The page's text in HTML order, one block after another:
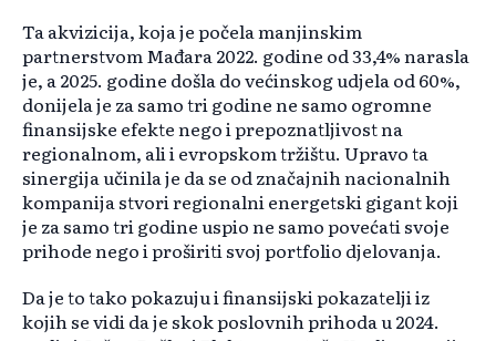
Ta akvizicija, koja je počela manjinskim
partnerstvom Mađara 2022. godine od 33,4% narasla
je, a 2025. godine došla do većinskog udjela od 60%,
donijela je za samo tri godine ne samo ogromne
finansijske efekte nego i prepoznatljivost na
regionalnom, ali i evropskom tržištu. Upravo ta
sinergija učinila je da se od značajnih nacionalnih
kompanija stvori regionalni energetski gigant koji
je za samo tri godine uspio ne samo povećati svoje
prihode nego i proširiti svoj portfolio djelovanja.
Da je to tako pokazuju i finansijski pokazatelji iz
kojih se vidi da je skok poslovnih prihoda u 2024.